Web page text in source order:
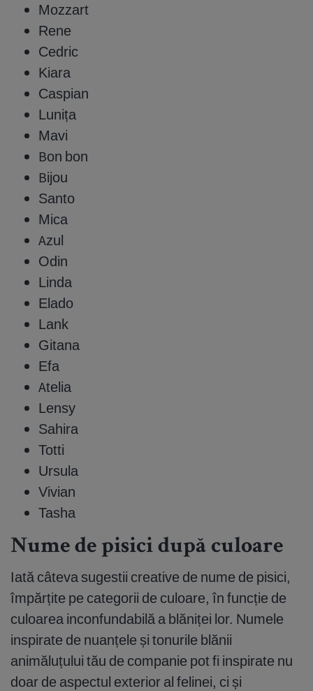
Mozzart
Rene
Cedric
Kiara
Caspian
Lunița
Mavi
Bon bon
Bijou
Santo
Mica
Azul
Odin
Linda
Elado
Lank
Gitana
Efa
Atelia
Lensy
Sahira
Totti
Ursula
Vivian
Tasha
Nume de pisici după culoare
Iată câteva sugestii creative de nume de pisici,
împărțite pe categorii de culoare, în funcție de
culoarea inconfundabilă a blăniței lor. Numele
inspirate de nuanțele și tonurile blănii
animăluțului tău de companie pot fi inspirate nu
doar de aspectul exterior al felinei, ci și